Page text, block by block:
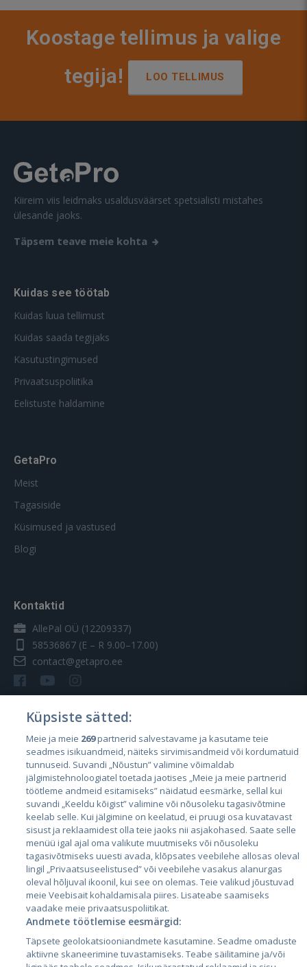
Koostage tellimus ja valige
tegija!
LOO TELLIMUS
Kiireim viis leidmaks usaldusväärset spetsialisti mistahes
ülesande jaoks.
Täpsem teave meie kohta
Kuidas see töötab
Kuidas luua tellimust
Kuidas saada tegijaks
Kasutustingimused
Privaatsuspoliitika
Eelistuste haldamine
GetaPro
Meist
Tagasiside
Küsimused ja vastused
Blogi
Kontaktid
AllePal OÜ (12209337)
58536867 (E – R 9.00–17.00)
contact@getapro.ee
Riigid
Eesti
Läti
Leedu
City24.lv
City24.ee
CVbankas.lt
Kainos.lt
Küpsiste sätted:
Meie ja meie 269partnerid salvestavame ja kasutame teie
seadmes isikuandmeid, näiteks sirvimisandmeid või kordumatuid
tunnuseid. Suvandi „Nõustun” valimine võimaldab
jälgimistehnoloogiatel toetada jaotises „Meie ja meie partnerid
töötleme andmeid esitamiseks” näidatud eesmärke, sellal kui
suvandi „Keeldu kõigist” valimine või nõusoleku tagasivõtmine
keelab selle. Kui jälgimine on keelatud, ei pruugi osa kuvatavast
sisust ja reklaamidest olla teie jaoks nii asjakohased. Saate selle
menüü igal ajal oma valikute muutmiseks või nõusoleku
tagasivõtmiseks uuesti avada, klõpsates veebilehe allosas oleval
lingil „Privaatsuseelistused” või veebilehe vasakus alanurgas
oleval hõljuval ikoonil, kui see on olemas. Teie valikud jõustuvad
meie Veebisait kohaldamisala piires. Lisateabe saamiseks
vaadake meie privaatsuspoliitikat.
Andmete töötlemise eesmärgid:
Täpsete geolokatsiooniandmete kasutamine. Seadme omaduste
aktiivne skaneerimine tuvastamiseks. Teabe säilitamine ja/või